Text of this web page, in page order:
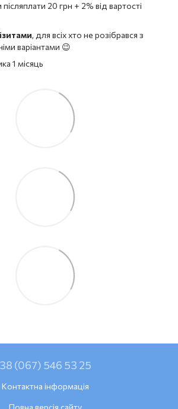
післяплати 20 грн + 2% від вартості
, для всіх хто не розібрався з
варіантами 😉
1 місяць
(067) 546 53 25
Контактна інформація